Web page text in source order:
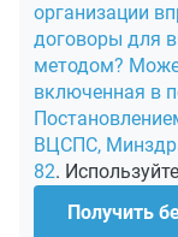
организации
договоры для
методом?
включенная в
ВЦСПС,
82.
Получить